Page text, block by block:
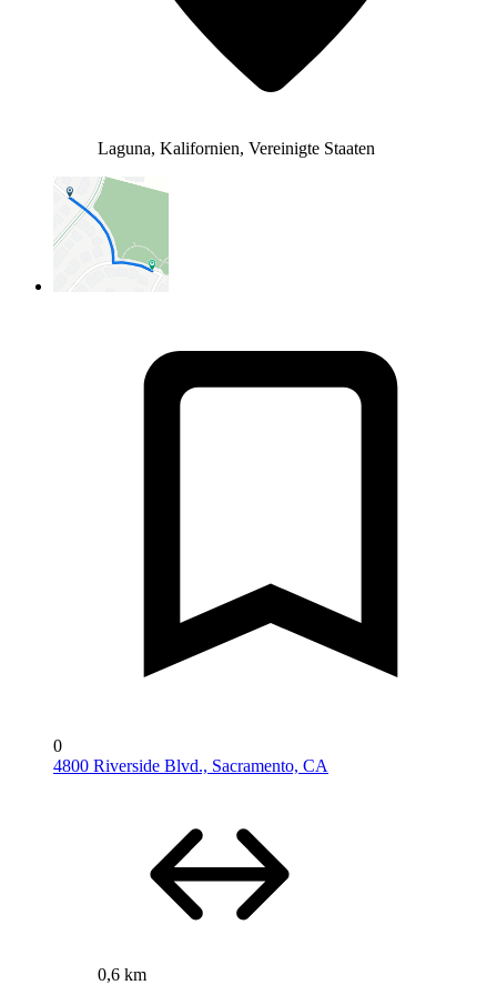
Laguna, Kalifornien, Vereinigte Staaten
0
4800 Riverside Blvd., Sacramento, CA
0,6 km